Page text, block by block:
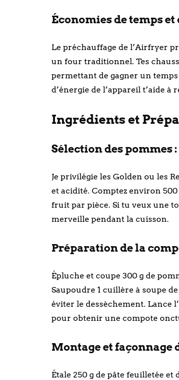
Économies de temps
Le préchauffage de l’Airfryer
un four traditionnel. Tes
permettant de gagner un
d’énergie de l’appareil t’aide
Ingrédients et
Sélection des pommes
Je privilégie les Golden ou les
et acidité. Comptez environ
fruit par pièce. Si tu veux une
merveille pendant la cuisson.
Préparation de la
Épluche et coupe 300 g de
Saupoudre 1 cuillère à soupe
éviter le dessèchement. Lance
pour obtenir une compote
Montage et façonnage
Étale 250 g de pâte feuilletée et